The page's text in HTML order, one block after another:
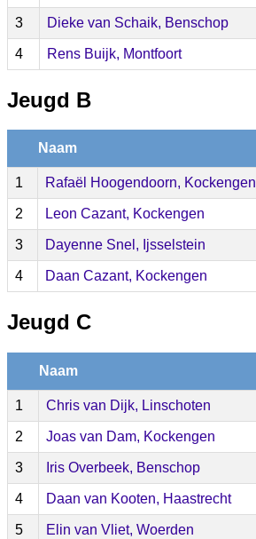
3 Dieke van Schaik, Benschop
4 Rens Buijk, Montfoort
Jeugd B
Naam
1 Rafaël Hoogendoorn, Kockengen
2 Leon Cazant, Kockengen
3 Dayenne Snel, Ijsselstein
4 Daan Cazant, Kockengen
Jeugd C
Naam
1 Chris van Dijk, Linschoten
2 Joas van Dam, Kockengen
3 Iris Overbeek, Benschop
4 Daan van Kooten, Haastrecht
5 Elin van Vliet, Woerden